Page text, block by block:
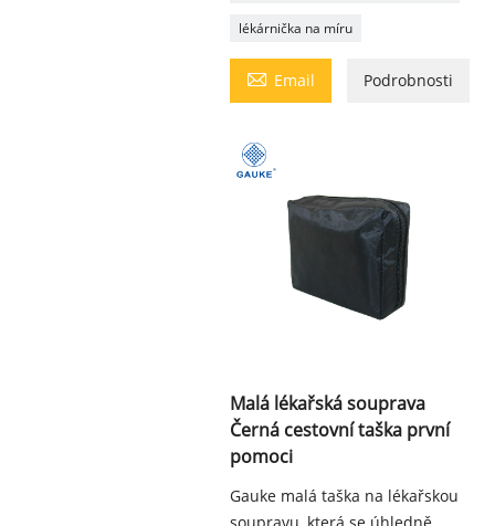
lékárnička na míru
 Email Podrobnosti
Malá lékařská souprava
Černá cestovní taška první
pomoci
Gauke malá taška na lékařskou
soupravu, která se úhledně